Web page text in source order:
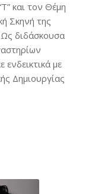
και τον Θέμη
Σκηνή της
Ως διδάσκουσα
ενδεικτικά με
Δημιουργίας